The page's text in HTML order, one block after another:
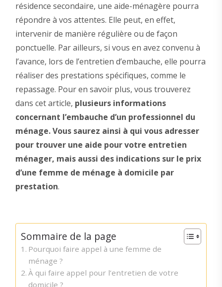
résidence secondaire, une aide-ménagère pourra
répondre à vos attentes. Elle peut, en effet,
intervenir de manière régulière ou de façon
ponctuelle. Par ailleurs, si vous en avez convenu à
l’avance, lors de l’entretien d’embauche, elle pourra
réaliser des prestations spécifiques, comme le
repassage. Pour en savoir plus, vous trouverez
dans cet article, plusieurs informations
concernant l’embauche d’un professionnel du
ménage. Vous saurez ainsi à qui vous adresser
pour trouver une aide pour votre entretien
ménager, mais aussi des indications sur le prix
d’une femme de ménage à domicile par
prestation.
Sommaire de la page
Pourquoi faire appel à une femme de
ménage ?
À qui faire appel pour l’entretien de votre
domicile ?